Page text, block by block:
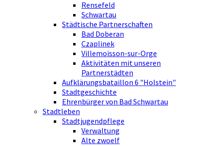
Rensefeld
Schwartau
Städtische Partnerschaften
Bad Doberan
Czaplinek
Villemoisson-sur-Orge
Aktivitäten mit unseren
Partnerstädten
Aufklärungsbataillon 6 "Holstein"
Stadtgeschichte
Ehrenbürger von Bad Schwartau
Stadtleben
Stadtjugendpflege
Verwaltung
Alte zwoelf